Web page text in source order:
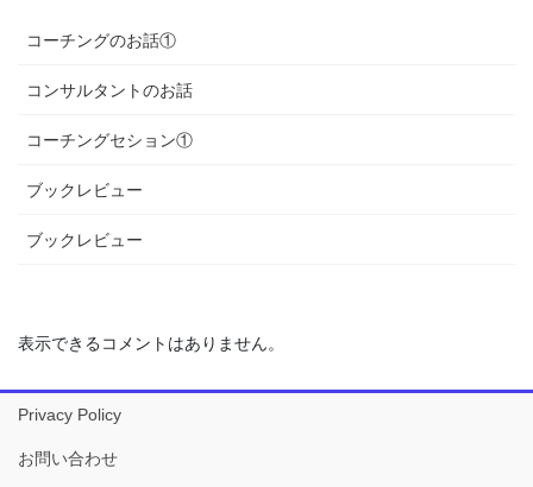
コーチングのお話①
コンサルタントのお話
コーチングセション①
ブックレビュー
ブックレビュー
表示できるコメントはありません。
Privacy Policy
お問い合わせ